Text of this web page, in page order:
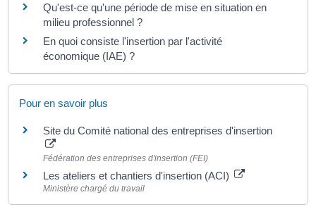
Qu'est-ce qu'une période de mise en situation en
milieu professionnel ?
En quoi consiste l'insertion par l'activité
économique (IAE) ?
Pour en savoir plus
Site du Comité national des entreprises d'insertion
Fédération des entreprises d'insertion (FEI)
Les ateliers et chantiers d'insertion (ACI)
Ministère chargé du travail